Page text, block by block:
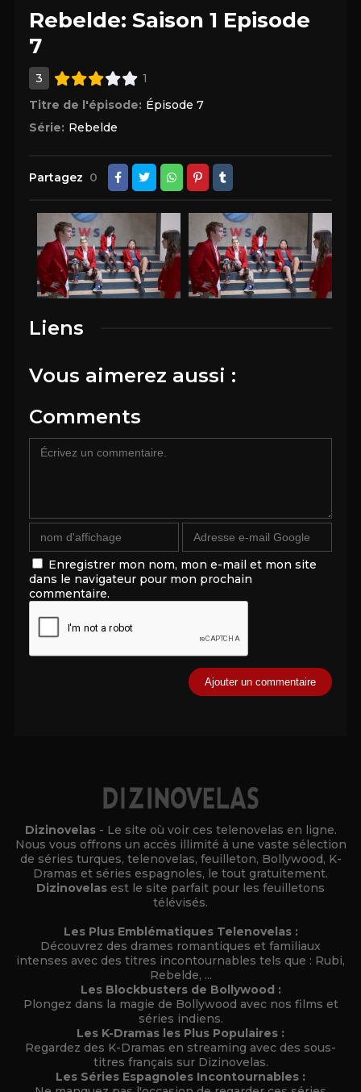
Rebelde: Saison 1 Episode
7
3
1
Titre de l'épisode: Épisode 7
Série: Rebelde
Partagez 0
Liens
Vous aimerez aussi :
Comments
Enregistrer mon nom, mon e-mail et mon site
dans le navigateur pour mon prochain
commentaire.
Dizinovelas - Le site où voir ces telenovelas en ligne.
Nous vous offrons un accès illimité à une vaste sélection
de séries turques, telenovelas, feuilleton, Bollywood, K-
Dramas et séries espagnoles, le tout gratuitement.
Dizinovelas est le site parfait pour les feuilletons
télévisés.
Les Plus Emblématiques Telenovelas :
Découvrez des drames romantiques et familiaux
intenses avec des titres incontournables tels que : Rubi,
Rebelde, ...
Les Blockbusters de Bollywood :
Plongez dans la magie de Bollywood avec nos films et
séries indiens.
Les K-Dramas les Plus Populaires :
Regardez des K-Dramas en streaming avec des sous-
titres français sur Dizinovelas.
Les Séries Espagnoles Incontournables :